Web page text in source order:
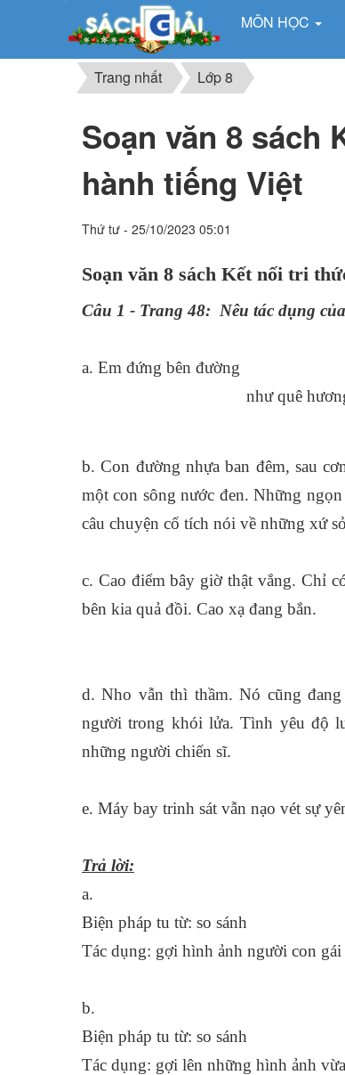
MÔN HỌC
Trang nhất Lớp 8
Soạn văn 8 sách
hành tiếng Việt
Thứ tư - 25/10/2023 05:01
Soạn văn 8 sách Kết nối tri
Câu 1 - Trang 48: Nêu tác dụng
a. Em đứng bên đường
như quê
b. Con đường nhựa ban đêm, sau
một con sông nước đen. Những
câu chuyện cổ tích nói về những xứ
c. Cao điểm bây giờ thật vắng. Chỉ
bên kia quả đồi. Cao xạ đang bắn.
d. Nho vẫn thì thầm. Nó cũng
người trong khói lửa. Tình yêu độ
những người chiến sĩ.
e. Máy bay trinh sát vẫn nạo vét sự
Trả lời:
a.
Biện pháp tu từ: so sánh
Tác dụng: gợi hình ảnh người con
b.
Biện pháp tu từ: so sánh
Tác dụng: gợi lên những hình ảnh